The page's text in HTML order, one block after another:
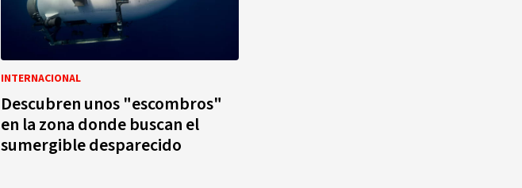
INTERNACIONAL
Descubren unos "escombros"
en la zona donde buscan el
sumergible desparecido